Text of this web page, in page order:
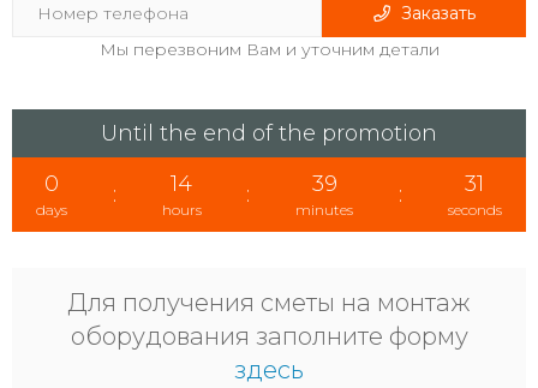
Заказать
Мы перезвоним Вам и уточним детали
Until the end of the promotion
0
days
: 14
hours
: 39
minutes
: 30
seconds
Для получения сметы на монтаж
оборудования заполните форму
здесь